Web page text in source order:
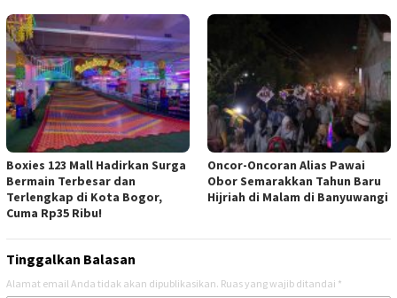
Boxies 123 Mall Hadirkan Surga
Bermain Terbesar dan
Terlengkap di Kota Bogor,
Cuma Rp35 Ribu!
Oncor-Oncoran Alias Pawai
Obor Semarakkan Tahun Baru
Hijriah di Malam di Banyuwangi
Tinggalkan Balasan
Alamat email Anda tidak akan dipublikasikan. Ruas yang wajib ditandai *